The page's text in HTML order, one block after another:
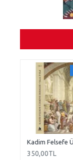
350,00TL